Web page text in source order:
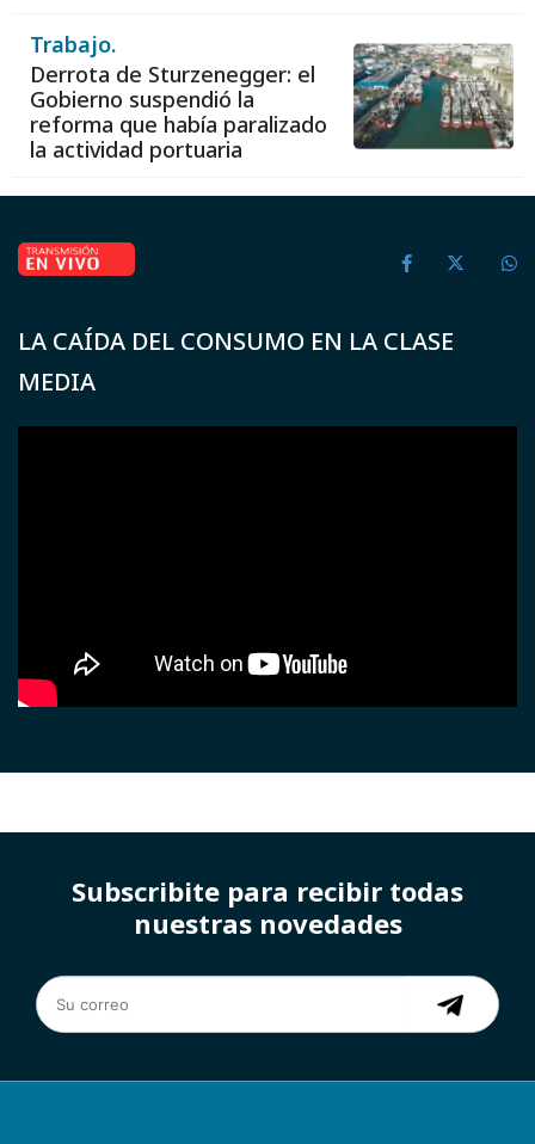
Trabajo.
Derrota de Sturzenegger: el
Gobierno suspendió la
reforma que había paralizado
la actividad portuaria
LA CAÍDA DEL CONSUMO EN LA CLASE
MEDIA
Subscribite para recibir todas
nuestras novedades